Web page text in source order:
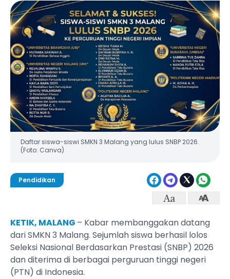
Daftar siswa-siswi SMKN 3 Malang yang lulus SNBP 2026.
(Foto: Canva)
Pendidikan
KETIK, MALANG – Kabar membanggakan datang
dari SMKN 3 Malang. Sejumlah siswa berhasil lolos
Seleksi Nasional Berdasarkan Prestasi (SNBP) 2026
dan diterima di berbagai perguruan tinggi negeri
(PTN) di Indonesia.